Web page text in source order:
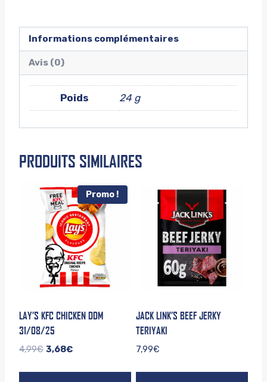
Informations complémentaires
Avis (0)
Poids 24 g
PRODUITS SIMILAIRES
Promo !
LAY’S KFC CHICKEN DDM
31/08/25
4,99€ Le
3,68€Le
JACK LINK’S BEEF JERKY
TERIYAKI
7,99€